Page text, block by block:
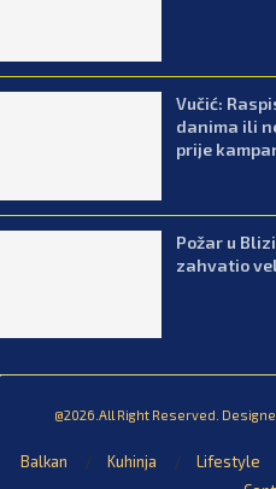
Vučić:
danima ili
prije
Požar u
zahvatio
@2026.All Right Reserved.
Balkan Kuhinja Lifestyle